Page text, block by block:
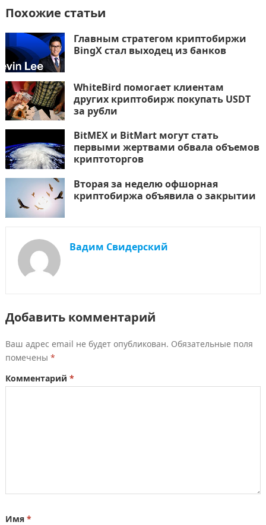
Похожие статьи
Главным стратегом криптобиржи
BingX стал выходец из банков
WhiteBird помогает клиентам
других криптобирж покупать USDT
за рубли
BitMEX и BitMart могут стать
первыми жертвами обвала объемов
криптоторгов
Вторая за неделю офшорная
криптобиржа объявила о закрытии
Вадим Свидерский
Добавить комментарий
Ваш адрес email не будет опубликован. Обязательные поля
помечены *
Комментарий *
Имя *